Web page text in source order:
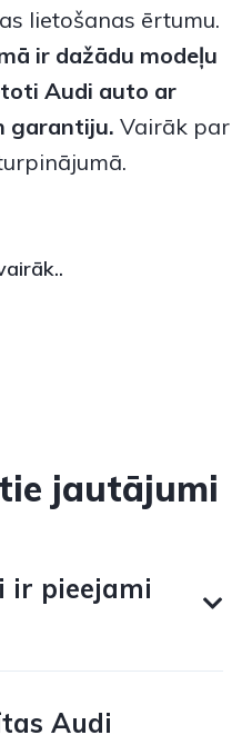
lietošanas ērtumu.
ir dažādu modeļu
Audi auto ar
garantiju. Vairāk par
jautājumi
ir pieejami
Audi